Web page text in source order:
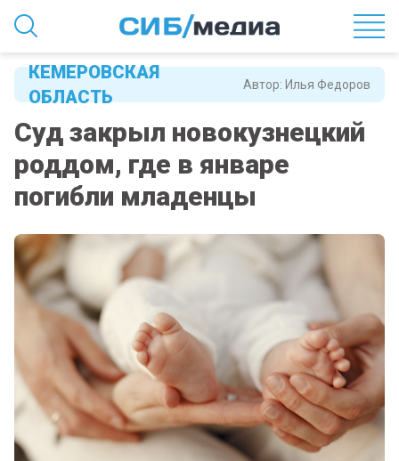
Автор: Илья Федоров
КЕМЕРОВСКАЯ
ОБЛАСТЬ
Суд закрыл новокузнецкий
роддом, где в январе
погибли младенцы